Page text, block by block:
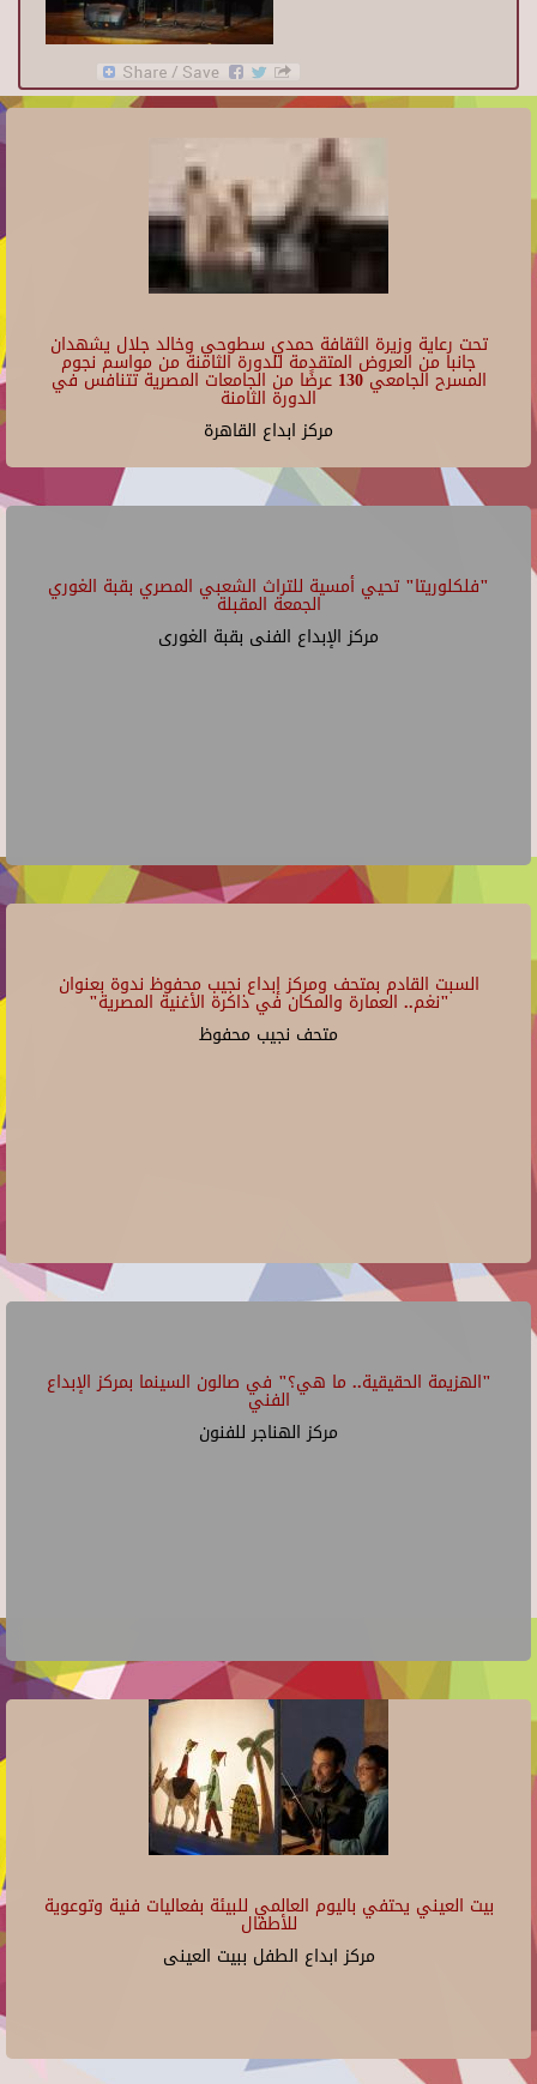
تحت رعاية وزيرة الثقافة حمدي سطوحي وخالد جلال يشهدان
جانبا من العروض المتقدمة للدورة الثامنة من مواسم نجوم
المسرح الجامعي 130 عرضًا من الجامعات المصرية تتنافس في
الدورة الثامنة
مركز ابداع القاهرة
"فلكلوريتا" تحيي أمسية للتراث الشعبي المصري بقبة الغوري
الجمعة المقبلة
مركز الإبداع الفنى بقبة الغورى
السبت القادم بمتحف ومركز إبداع نجيب محفوظ ندوة بعنوان
"نغم.. العمارة والمكان في ذاكرة الأغنية المصرية"
متحف نجيب محفوظ
"الهزيمة الحقيقية.. ما هي؟" في صالون السينما بمركز الإبداع
الفني
مركز الهناجر للفنون
بيت العيني يحتفي باليوم العالمي للبيئة بفعاليات فنية وتوعوية
للأطفال
مركز ابداع الطفل ببيت العينى